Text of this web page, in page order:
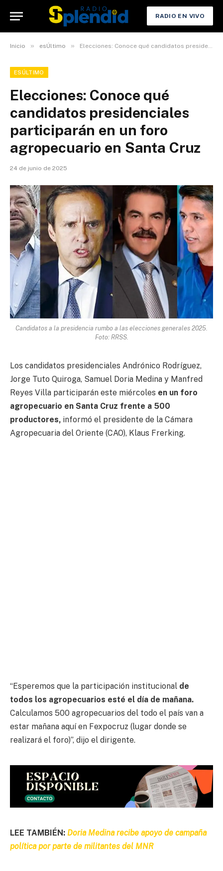
RADIO EN VIVO
Inicio » esÚltimo » Elecciones: Conoce qué candidatos presidenciales participarán en un foro agropecuario en Santa Cruz
ESÚLTIMO
Elecciones: Conoce qué
candidatos presidenciales
participarán en un foro
agropecuario en Santa Cruz
24 de junio de 2025
Candidatos a la presidencia rumbo a las elecciones generales 2025.
Foto: RRSS.
Los candidatos presidenciales Andrónico Rodríguez,
Jorge Tuto Quiroga, Samuel Doria Medina y Manfred
Reyes Villa participarán este miércoles en un foro
agropecuario en Santa Cruz frente a 500
productores, informó el presidente de la Cámara
Agropecuaria del Oriente (CAO), Klaus Frerking.
“Esperemos que la participación institucional de
todos los agropecuarios esté el día de mañana.
Calculamos 500 agropecuarios del todo el país van a
estar mañana aquí en Fexpocruz (lugar donde se
realizará el foro)”, dijo el dirigente.
LEE TAMBIÉN: Doria Medina recibe apoyo de campaña
política por parte de militantes del MNR